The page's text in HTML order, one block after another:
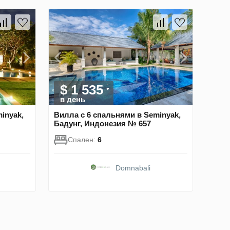
$ 1 535
в день
Вилла с 6 спальнями в Seminyak,
Бадунг, Индонезия № 657
Спален: 6
Domnabali